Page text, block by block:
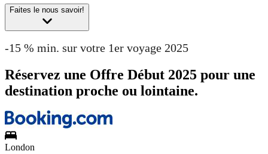
Faites le nous savoir!
-15 % min. sur votre 1er voyage 2025
Réservez une Offre Début 2025 pour une
destination proche ou lointaine.
London